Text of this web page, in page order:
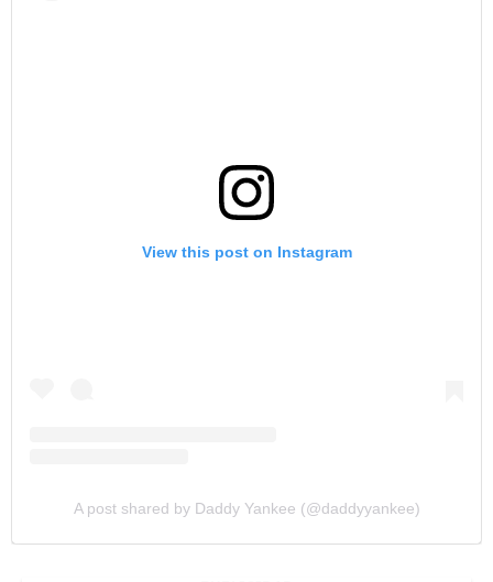
View this post on Instagram
A post shared by Daddy Yankee (@daddyyankee)